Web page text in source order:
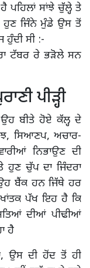
ਪਹਿਲਾਂ ਸਾਂਝੇ ਚੁੱਲ੍ਹੇ ਤੇ
ਹੁਣ ਜਿੰਨੇ ਮੁੰਡੇ ਉਸ ਤੋਂ
ਹੁੰਦੀ ਸੀ :-
ਟੱਬਰ ਰੇ ਭੜੋਲੇ ਸਨ
ਪੀੜ੍ਹੀ
ਬੀਤੇ ਹੋਏ ਕੱਲ੍ਹ ਦੇ
ਸਿਆਣਪ, ਅਚਾਰ-
ਨਿਭਾਉਣ ਦੀ
ਹੁਣ ਚੁੱਪ ਦਾ ਜਿੰਦਰਾ
ਬੈਂਕ ਹਨ ਜਿੱਥੇ ਹਰ
ਪੱਖ ਇਹ ਹੈ ਕਿ
ਦੀਆਂ ਪੀਢੀਆਂ
ਹੈ
ਦੀ ਹੋਂਦ ਤੋਂ ਹੀ